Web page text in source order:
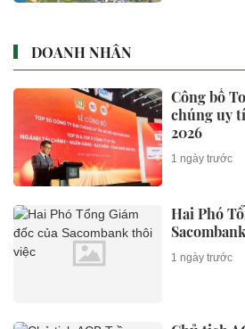
DOANH NHÂN
Công bố
chúng uy
2026
1 ngày trước
Hai Phó
1 ngày trước